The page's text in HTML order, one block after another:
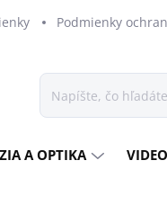
Podmienky
A OPTIKA